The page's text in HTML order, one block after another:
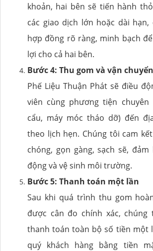
khoản, hai bên sẽ tiến hành
các giao dịch lớn hoặc dài
hợp đồng rõ ràng, minh bạch
lợi cho cả hai bên.
Bước 4: Thu gom và vận chuyển
Phế Liệu Thuận Phát sẽ điều
viên cùng phương tiện chuyên
cẩu, máy móc tháo dỡ) đến
theo lịch hẹn. Chúng tôi cam
chóng, gọn gàng, sạch sẽ,
động và vệ sinh môi trường.
Bước 5: Thanh toán một lần
Sau khi quá trình thu gom
được cân đo chính xác, chúng
thanh toán toàn bộ số tiền một
quý khách hàng bằng tiền